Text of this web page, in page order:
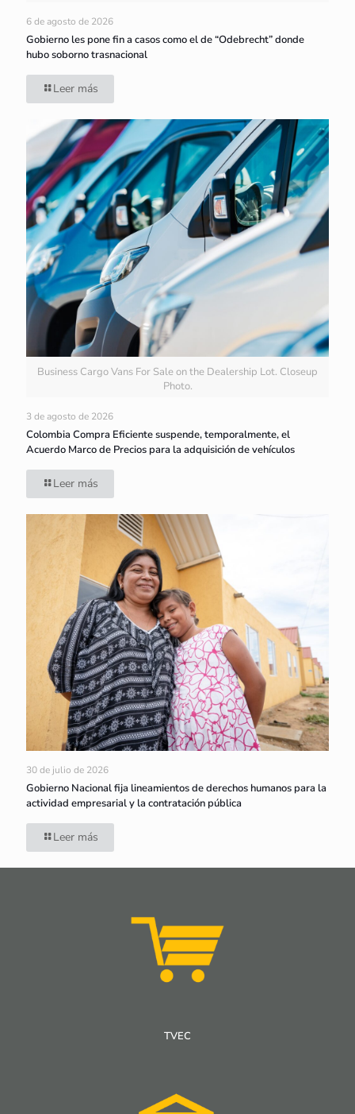
6 de agosto de 2026
Gobierno les pone fin a casos como el de “Odebrecht” donde
hubo soborno trasnacional
Leer más
Business Cargo Vans For Sale on the Dealership Lot. Closeup
Photo.
3 de agosto de 2026
Colombia Compra Eficiente suspende, temporalmente, el
Acuerdo Marco de Precios para la adquisición de vehículos
Leer más
30 de julio de 2026
Gobierno Nacional fija lineamientos de derechos humanos para la
actividad empresarial y la contratación pública
Leer más
TVEC